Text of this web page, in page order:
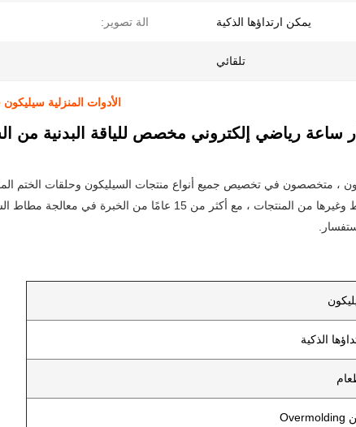
يمكن ارتداؤها الذكية الة تصوير:
تلقائي
الأدوات المنزلية
رياضي إلكتروني مخصص للياقة البدنية من
، متخصصون في تخصيص جميع أنواع منتجات السيليكون وحلقات الختم
السيليكون ، والجوانات ، وحلقة حبل المطاط وغيرها من المنتجات ، مع أكثر
الذكية